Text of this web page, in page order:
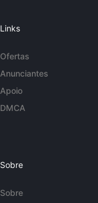
Links
Ofertas
Anunciantes
Apoio
DMCA
Sobre
Sobre